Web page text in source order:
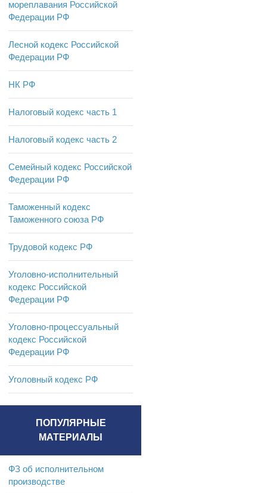
мореплавания Российской
Федерации РФ
Лесной кодекс Российской
Федерации РФ
НК РФ
Налоговый кодекс часть 1
Налоговый кодекс часть 2
Семейный кодекс Российской
Федерации РФ
Таможенный кодекс
Таможенного союза РФ
Трудовой кодекс РФ
Уголовно-исполнительный
кодекс Российской
Федерации РФ
Уголовно-процессуальный
кодекс Российской
Федерации РФ
Уголовный кодекс РФ
ПОПУЛЯРНЫЕ
МАТЕРИАЛЫ
ФЗ об исполнительном
производстве